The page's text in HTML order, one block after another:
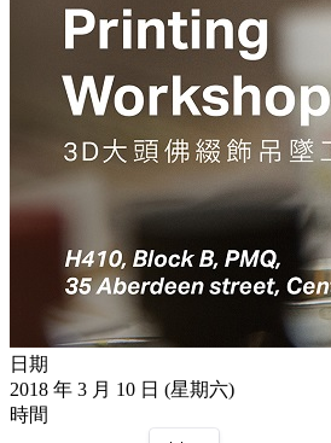
日期
2018 年 3 月 10 日 (星期六)
時間